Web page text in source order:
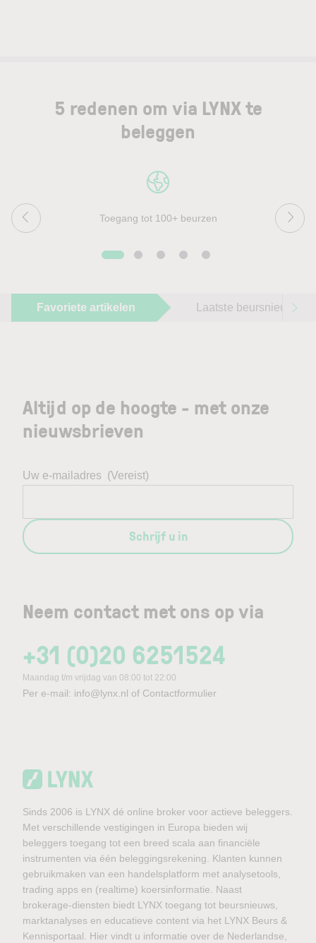
5 redenen om via LYNX te
beleggen
Toegang tot 100+ beurzen
Favoriete artikelen Laatste beursnieuws
Neem contact met ons op via
+31 (0)20 6251524
Maandag t/m vrijdag van 08:00 tot 22:00
Per e-mail: info@lynx.nl of Contactformulier
Altijd op de hoogte - met onze
nieuwsbrieven
Uw e-mailadres (Vereist)
Schrijf u in
Sinds 2006 is LYNX dé online broker voor actieve beleggers.
Met verschillende vestigingen in Europa bieden wij
beleggers toegang tot een breed scala aan financiële
instrumenten via één beleggingsrekening. Klanten kunnen
gebruikmaken van een handelsplatform met analysetools,
trading apps en (realtime) koersinformatie. Naast
brokerage-diensten biedt LYNX toegang tot beursnieuws,
marktanalyses en educatieve content via het LYNX Beurs &
Kennisportaal. Hier vindt u informatie over de Nederlandse,